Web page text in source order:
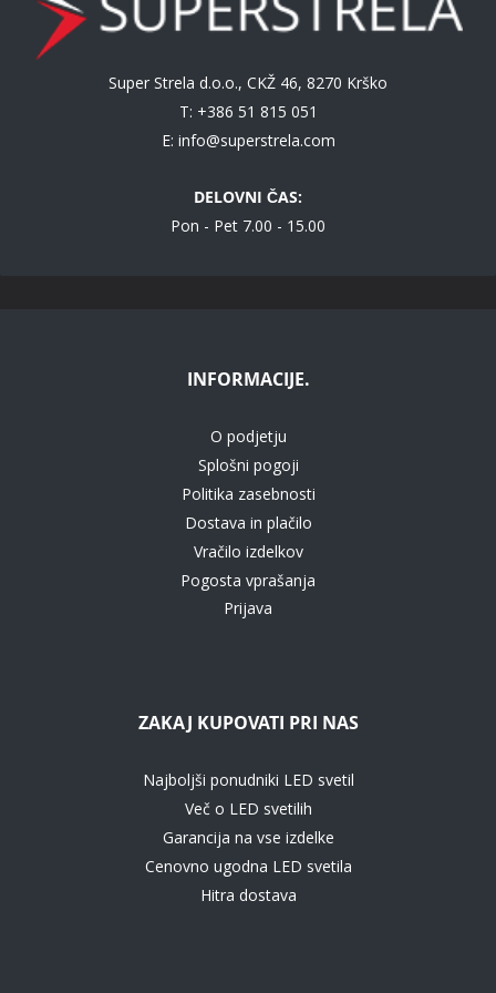
Super Strela d.o.o., CKŽ 46, 8270 Krško
T: +386 51 815 051
E: info@superstrela.com
DELOVNI ČAS:
Pon - Pet 7.00 - 15.00
INFORMACIJE.
O podjetju
Splošni pogoji
Politika zasebnosti
Dostava in plačilo
Vračilo izdelkov
Pogosta vprašanja
Prijava
ZAKAJ KUPOVATI PRI NAS
Najboljši ponudniki LED svetil
Več o LED svetilih
Garancija na vse izdelke
Cenovno ugodna LED svetila
Hitra dostava